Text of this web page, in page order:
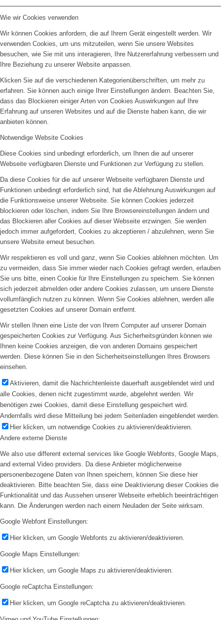
Wie wir Cookies verwenden
Wir können Cookies anfordern, die auf Ihrem Gerät eingestellt werden. Wir
verwenden Cookies, um uns mitzuteilen, wenn Sie unsere Websites
besuchen, wie Sie mit uns interagieren, Ihre Nutzererfahrung verbessern und
Ihre Beziehung zu unserer Website anpassen.
Klicken Sie auf die verschiedenen Kategorienüberschriften, um mehr zu
erfahren. Sie können auch einige Ihrer Einstellungen ändern. Beachten Sie,
dass das Blockieren einiger Arten von Cookies Auswirkungen auf Ihre
Erfahrung auf unseren Websites und auf die Dienste haben kann, die wir
anbieten können.
Notwendige Website Cookies
Diese Cookies sind unbedingt erforderlich, um Ihnen die auf unserer
Webseite verfügbaren Dienste und Funktionen zur Verfügung zu stellen.
Da diese Cookies für die auf unserer Webseite verfügbaren Dienste und
Funktionen unbedingt erforderlich sind, hat die Ablehnung Auswirkungen auf
die Funktionsweise unserer Webseite. Sie können Cookies jederzeit
blockieren oder löschen, indem Sie Ihre Browsereinstellungen ändern und
das Blockieren aller Cookies auf dieser Webseite erzwingen. Sie werden
jedoch immer aufgefordert, Cookies zu akzeptieren / abzulehnen, wenn Sie
unsere Website erneut besuchen.
Wir respektieren es voll und ganz, wenn Sie Cookies ablehnen möchten. Um
zu vermeiden, dass Sie immer wieder nach Cookies gefragt werden, erlauben
Sie uns bitte, einen Cookie für Ihre Einstellungen zu speichern. Sie können
sich jederzeit abmelden oder andere Cookies zulassen, um unsere Dienste
vollumfänglich nutzen zu können. Wenn Sie Cookies ablehnen, werden alle
gesetzten Cookies auf unserer Domain entfernt.
Wir stellen Ihnen eine Liste der von Ihrem Computer auf unserer Domain
gespeicherten Cookies zur Verfügung. Aus Sicherheitsgründen können wie
Ihnen keine Cookies anzeigen, die von anderen Domains gespeichert
werden. Diese können Sie in den Sicherheitseinstellungen Ihres Browsers
einsehen.
Aktivieren, damit die Nachrichtenleiste dauerhaft ausgeblendet wird und
alle Cookies, denen nicht zugestimmt wurde, abgelehnt werden. Wir
benötigen zwei Cookies, damit diese Einstellung gespeichert wird.
Andernfalls wird diese Mitteilung bei jedem Seitenladen eingeblendet werden.
Hier klicken, um notwendige Cookies zu aktivieren/deaktivieren.
Andere externe Dienste
We also use different external services like Google Webfonts, Google Maps,
and external Video providers. Da diese Anbieter möglicherweise
personenbezogene Daten von Ihnen speichern, können Sie diese hier
deaktivieren. Bitte beachten Sie, dass eine Deaktivierung dieser Cookies die
Funktionalität und das Aussehen unserer Webseite erheblich beeinträchtigen
kann. Die Änderungen werden nach einem Neuladen der Seite wirksam.
Google Webfont Einstellungen:
Hier klicken, um Google Webfonts zu aktivieren/deaktivieren.
Google Maps Einstellungen:
Hier klicken, um Google Maps zu aktivieren/deaktivieren.
Google reCaptcha Einstellungen:
Hier klicken, um Google reCaptcha zu aktivieren/deaktivieren.